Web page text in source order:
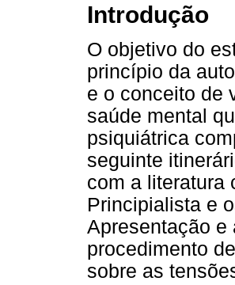
Introdução
O objetivo do
princípio da
e o conceito de
saúde mental
psiquiátrica
seguinte
com a literatura
Principialista e
Apresentação e
procedimento
sobre as